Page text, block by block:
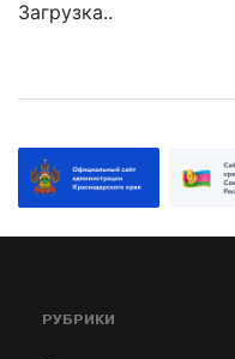
Загрузка..
РУБРИКИ